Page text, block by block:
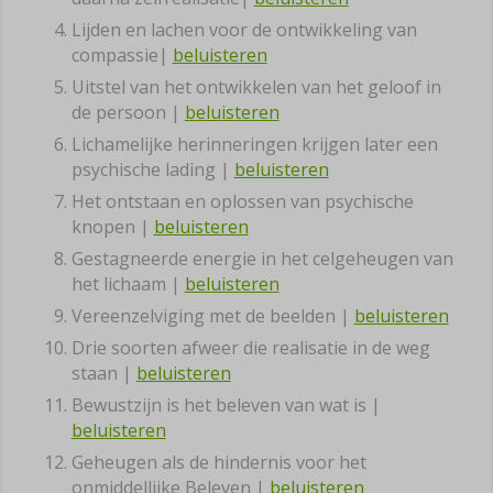
Lijden en lachen voor de ontwikkeling van
compassie| beluisteren
Uitstel van het ontwikkelen van het geloof in
de persoon | beluisteren
Lichamelijke herinneringen krijgen later een
psychische lading | beluisteren
Het ontstaan en oplossen van psychische
knopen | beluisteren
Gestagneerde energie in het celgeheugen van
het lichaam | beluisteren
Vereenzelviging met de beelden | beluisteren
Drie soorten afweer die realisatie in de weg
staan | beluisteren
Bewustzijn is het beleven van wat is |
beluisteren
Geheugen als de hindernis voor het
onmiddellijke Beleven | beluisteren